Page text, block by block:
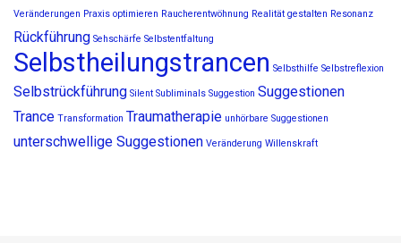
Veränderungen Praxis optimieren Raucherentwöhnung Realität gestalten Resonanz
Rückführung Sehschärfe Selbstentfaltung
Selbstheilungstrancen Selbsthilfe Selbstreflexion
Selbstrückführung Silent Subliminals Suggestion Suggestionen
Trance Transformation Traumatherapie unhörbare Suggestionen
unterschwellige Suggestionen Veränderung Willenskraft